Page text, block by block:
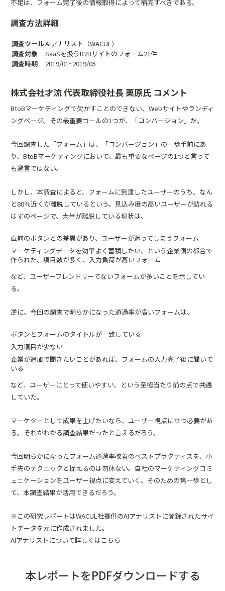
不足は、フォーム完了後の情報取得によって補完すべきである。
調査方法詳細
調査ツールAIアナリスト （WACUL）
調査対象
SaaSを扱うB2Bサイトのフォーム21件
調査時期
2019/01~2019/05
株式会社才流 代表取締役社長 栗原氏 コメント
BtoBマーケティングで欠かすことのできない、Webサイトやランディ
ングページ。その最重要ゴールの1つが、「コンバージョン」だ。
今回調査した「フォーム」は、「コンバージョン」の一歩手前にあ
り、BtoBマーケティングにおいて、最も重要なページの1つと言って
も過言ではない。
しかし、本調査によると、フォームに到達したユーザーのうち、なん
と80％近くが離脱しているという。見込み度の高いユーザーが訪れる
はずのページで、大半が離脱している現状は、
直前のボタンとの差異があり、ユーザーが迷ってしまうフォーム
マーケティングデータを効率よく蓄積したい、という企業側の都合で
作られた、項目数が多く、入力負荷が高いフォーム
など、ユーザーフレンドリーでないフォームが多いことを示してい
る。
逆に、今回の調査で明らかになった通過率が高いフォームは、
ボタンとフォームのタイトルが一致している
入力項目が少ない
企業が追加で聞きたいことがあれば、フォームの入力完了後に聞いて
いる
など、ユーザーにとって使いやすい、という至極当たり前の点で共通
していた。
マーケターとして成果を上げたいなら、ユーザー視点に立つ必要があ
る。それがわかる調査結果だったと言えるだろう。
今回明らかになったフォーム通過率改善のベストプラクティスを、小
手先のテクニックと捉えるのは勿体ない。自社のマーケティングコミ
ュニケーションをユーザー視点に変えていく。そのための第一歩とし
て、本調査結果が活用できるだろう。
※この研究レポートはWACUL社提供のAIアナリストに登録されたサイ
トデータを元に作成されました。
AIアナリストについて詳しくはこちら
本レポートをPDFダウンロードする